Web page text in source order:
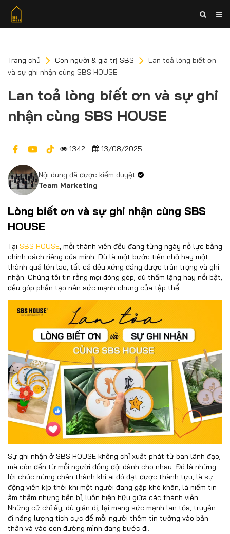
Trang chủ Con người & giá trị SBS
Lan toả lòng biết ơn
và sự ghi nhận cùng SBS HOUSE
Lan toả lòng biết ơn và sự ghi
nhận cùng SBS HOUSE
1342 13/08/2025
Nội dung đã được kiểm duyệt
Team Marketing
Lòng biết ơn và sự ghi nhận cùng SBS
HOUSE
Tại SBS HOUSE, mỗi thành viên đều đang từng ngày nỗ lực bằng
chính cách riêng của mình. Dù là một bước tiến nhỏ hay một
thành quả lớn lao, tất cả đều xứng đáng được trân trọng và ghi
nhận. Chúng tôi tin rằng mọi đóng góp, dù thầm lặng hay nổi bật,
đều góp phần tạo nên sức mạnh chung của tập thể.
Sự ghi nhận ở SBS HOUSE không chỉ xuất phát từ ban lãnh đạo,
mà còn đến từ mỗi người đồng đội dành cho nhau. Đó là những
lời chúc mừng chân thành khi ai đó đạt được thành tựu, là sự
động viên kịp thời khi một người đang gặp khó khăn, là niềm tin
âm thầm nhưng bền bỉ, luôn hiện hữu giữa các thành viên.
Những cử chỉ ấy, dù giản dị, lại mang sức mạnh lan tỏa, truyền
đi năng lượng tích cực để mỗi người thêm tin tưởng vào bản
thân và vào con đường mình đang bước đi.